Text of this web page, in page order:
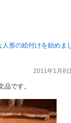
人形の絵付けを始めま
2011年1月8
です。